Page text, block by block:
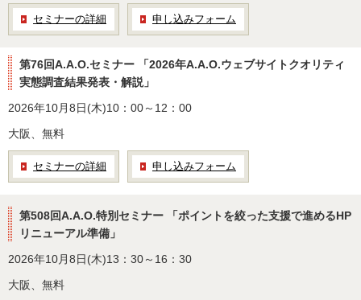
セミナーの詳細 申し込みフォーム
第76回A.A.O.セミナー 「2026年A.A.O.ウェブサイトクオリティ
実態調査結果発表・解説」
2026年10月8日(木)10：00～12：00
大阪、無料
セミナーの詳細 申し込みフォーム
第508回A.A.O.特別セミナー 「ポイントを絞った支援で進めるHP
リニューアル準備」
2026年10月8日(木)13：30～16：30
大阪、無料